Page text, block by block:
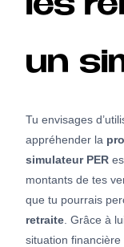
les
un
Tu envisages
appréhender la
simulateur PER
montants de tes
que tu pourrais
retraite . Grâce à
situation